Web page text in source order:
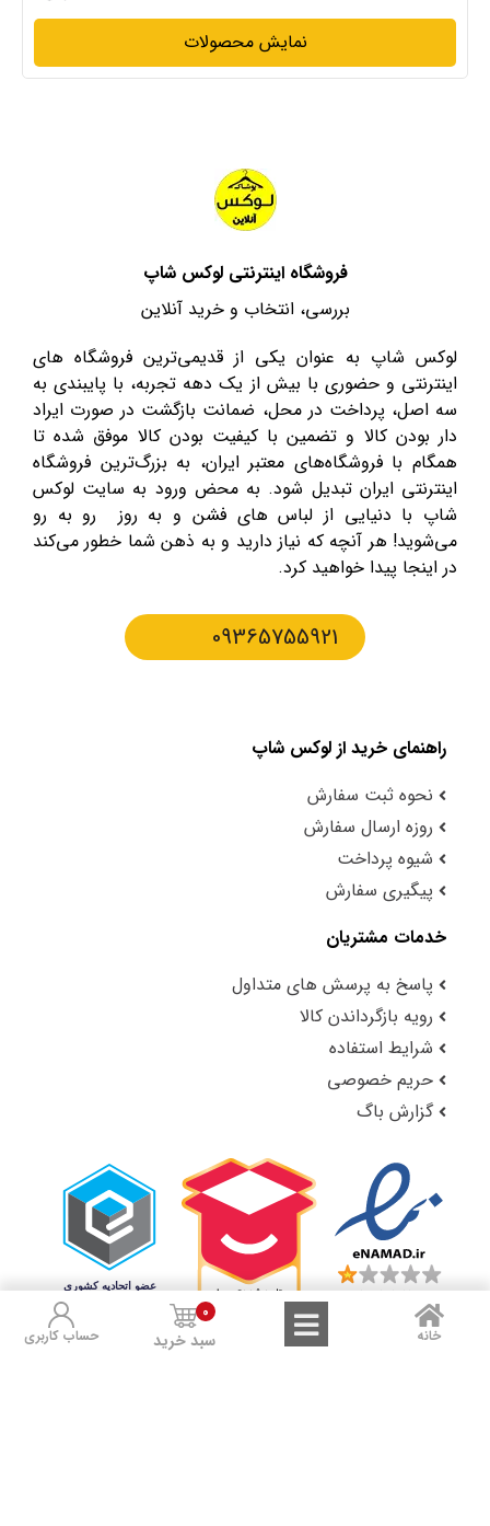
نمایش محصولات
فروشگاه اینترنتی لوکس شاپ
بررسی، انتخاب و خرید آنلاین
لوکس شاپ به عنوان یکی از قدیمی‌ترین فروشگاه های
اینترنتی و حضوری با بیش از یک دهه تجربه، با پایبندی به
سه اصل، پرداخت در محل، ضمانت بازگشت در صورت ایراد
دار بودن کالا و تضمین با کیفیت بودن کالا موفق شده تا
همگام با فروشگاه‌های معتبر ایران، به بزرگ‌ترین فروشگاه
اینترنتی ایران تبدیل شود. به محض ورود به سایت لوکس
شاپ با دنیایی از لباس های فشن و به روز رو به رو
می‌شوید! هر آنچه که نیاز دارید و به ذهن شما خطور می‌کند
در اینجا پیدا خواهید کرد.
09365755921
راهنمای خرید از لوکس شاپ
نحوه ثبت سفارش
روزه ارسال سفارش
شیوه پرداخت
پیگیری سفارش
خدمات مشتریان
پاسخ به پرسش های متداول
رویه بازگرداندن کالا
شرایط استفاده
حریم خصوصی
گزارش باگ
خانه سبد خرید
0
حساب کاربری